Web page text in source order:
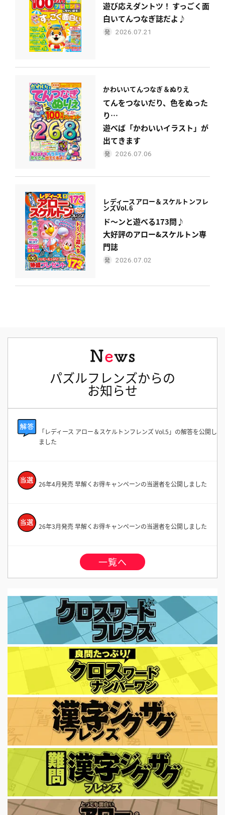
遊び応えダントツ！ すっごく面
白いてんつなぎ誌だよ♪
2026.07.21
かわいいてんつなぎ＆ぬりえ
てんをつないだり、色をぬった
り…
遊べば「かわいいイラスト」が
出てきます
2026.07.06
レディースアロー＆スケルトンフレ
ンズVol.6
ド〜ンと遊べる173問♪
大好評のアロー&スケルトン専
門誌
2026.07.02
パズルフレンズからの
お知らせ
「レディース アロー＆スケルトンフレンズ Vol.5」の解答を公開し
ました
26年4月発売 早解くお得キャンペーンの当選者を公開しました
26年3月発売 早解くお得キャンペーンの当選者を公開しました
一覧へ